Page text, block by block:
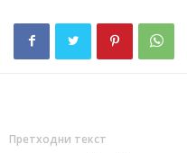
Претходни текст